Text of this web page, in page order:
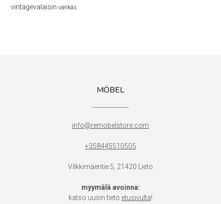
vintagevalaisin värikäs
MÖBEL
info@remobelstore.com
+358445510505
Vilkkimäentie 5, 21420 Lieto
myymälä avoinna:
katso uusin tieto etusivulta!